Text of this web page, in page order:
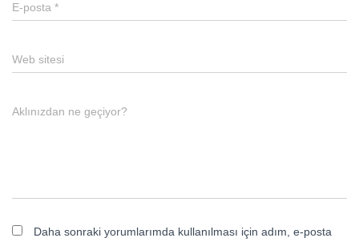
E-posta *
Web sitesi
Aklınızdan ne geçiyor?
Daha sonraki yorumlarımda kullanılması için adım, e-posta